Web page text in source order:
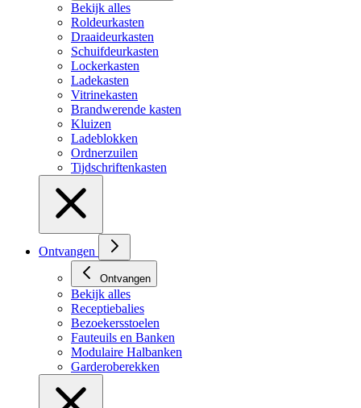
Bekijk alles
Roldeurkasten
Draaideurkasten
Schuifdeurkasten
Lockerkasten
Ladekasten
Vitrinekasten
Brandwerende kasten
Kluizen
Ladeblokken
Ordnerzuilen
Tijdschriftenkasten
Ontvangen
Ontvangen
Bekijk alles
Receptiebalies
Bezoekersstoelen
Fauteuils en Banken
Modulaire Halbanken
Garderoberekken